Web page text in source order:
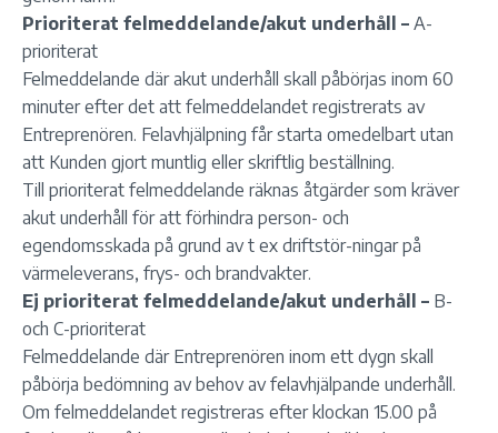
Prioriterat felmeddelande/akut underhåll – A-
prioriterat
Felmeddelande där akut underhåll skall påbörjas inom 60
minuter efter det att felmeddelandet registrerats av
Entreprenören. Felavhjälpning får starta omedelbart utan
att Kunden gjort muntlig eller skriftlig beställning.
Till prioriterat felmeddelande räknas åtgärder som kräver
akut underhåll för att förhindra person- och
egendomsskada på grund av t ex driftstör-ningar på
värmeleverans, frys- och brandvakter.
Ej prioriterat felmeddelande/akut underhåll – B-
och C-prioriterat
Felmeddelande där Entreprenören inom ett dygn skall
påbörja bedömning av behov av felavhjälpande underhåll.
Om felmeddelandet registreras efter klockan 15.00 på